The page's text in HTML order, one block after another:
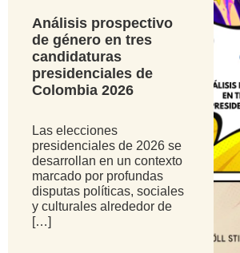
Análisis prospectivo
de género en tres
candidaturas
presidenciales de
Colombia 2026
Las elecciones
presidenciales de 2026 se
desarrollan en un contexto
marcado por profundas
disputas políticas, sociales
y culturales alrededor de
[…]
¡Suscríbete a nuestro
Email Address